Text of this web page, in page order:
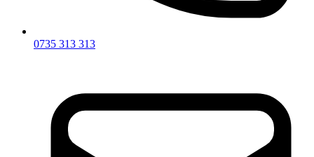
0735 313 313